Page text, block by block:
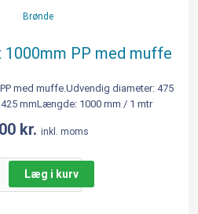
Brønde
1000mm PP med muffe
med muffe.Udvendig diameter: 475
mmLængde: 1000 mm / 1 mtr
kr. inkl. moms
Læg i kurv